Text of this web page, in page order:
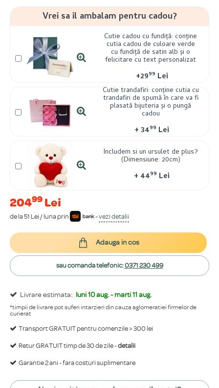
Livrare estimata: luni 10 aug. - marti 11 aug.
*timpii de livrare pot suferi intarzieri din cauza aglomeratiei firmelor de
curierat
Transport GRATUIT pentru comenzile > 300 lei
Retur GRATUIT timp de 30 de zile -detalii
Garantie 2 ani - fara costuri suplimentare
20499 Lei
de la 51 Lei / luna prin -vezi detalii
Vrei sa il ambalam pentru cadou?
Cutie cadou cu fundiță: conține
cutia cadou de culoare verde
cu fundiță de satin alb și o
felicitare cu text personalizat
+2999 Lei
Cutie trandafiri: conține cutia cu
trandafiri de spumă în care va fi
plasată bijuteria și o pungă
cadou
+3499 Lei
Includem si un ursulet de plus?
(Dimensiune: 20cm)
+ 4499 Lei
Adauga in cos
sau comanda telefonic:0371 230 499